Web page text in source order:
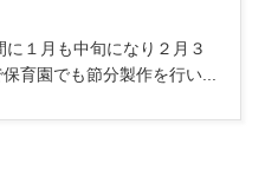
１月も中旬になり２月３
育園でも節分製作を行い...